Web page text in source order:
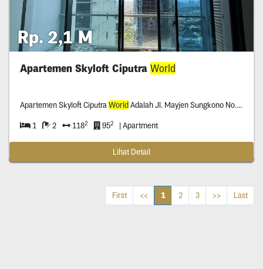
Rp. 2,1 M
Apartemen Skyloft Ciputra World
Apartemen Skyloft Ciputra World Adalah Jl. Mayjen Sungkono No.**, Gunung Sari, Dukuhpakis, Surabaya, Jawa Timur *****
1 2 1182 952 | Apartment
Lihat Detail
First << 1 2 3 >> Last